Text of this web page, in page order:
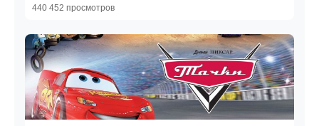
440 452 просмотров